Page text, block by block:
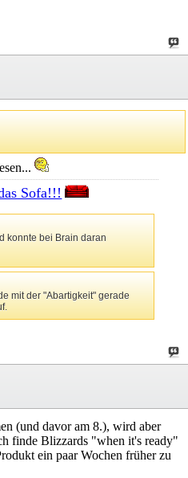
Sofa!!!
konnte bei Brain daran
mit der "Abartigkeit" gerade
(und davor am 8.), wird aber
finde Blizzards "when it's ready"
ein paar Wochen früher zu